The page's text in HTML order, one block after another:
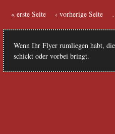
Seiten
« erste Seite ‹ vorherige Seite
Wenn Ihr Flyer rumliegen habt,
schicktoder vorbei bringt.